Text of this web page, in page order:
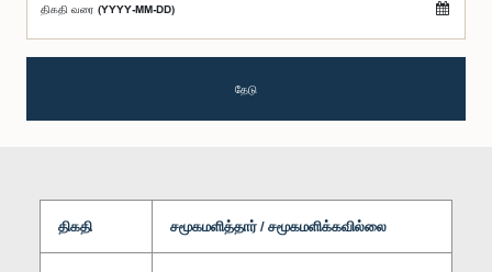
திகதி வரை (YYYY-MM-DD)
தேடு
திகதி சமூகமளித்தார் / சமூகமளிக்கவில்லை